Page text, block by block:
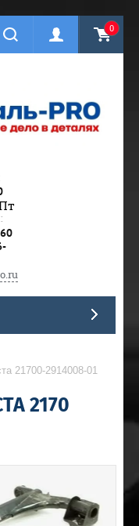
0
21700-2914008-01
2170